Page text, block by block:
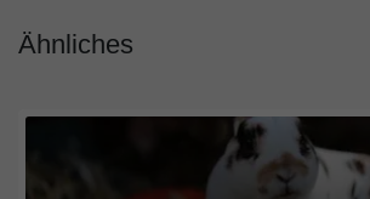
Ähnliches